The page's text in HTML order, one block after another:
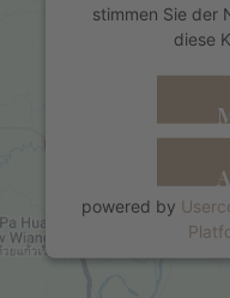
stimmen Sie der
diese
powered by